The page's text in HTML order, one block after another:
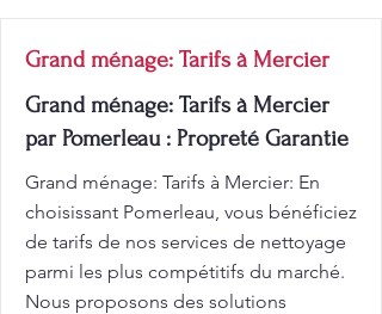
Grand ménage: Tarifs à Mercier
Grand ménage: Tarifs à Mercier
par Pomerleau : Propreté Garantie
Grand ménage: Tarifs à Mercier: En
choisissant Pomerleau, vous bénéficiez
de tarifs de nos services de nettoyage
parmi les plus compétitifs du marché.
Nous proposons des solutions